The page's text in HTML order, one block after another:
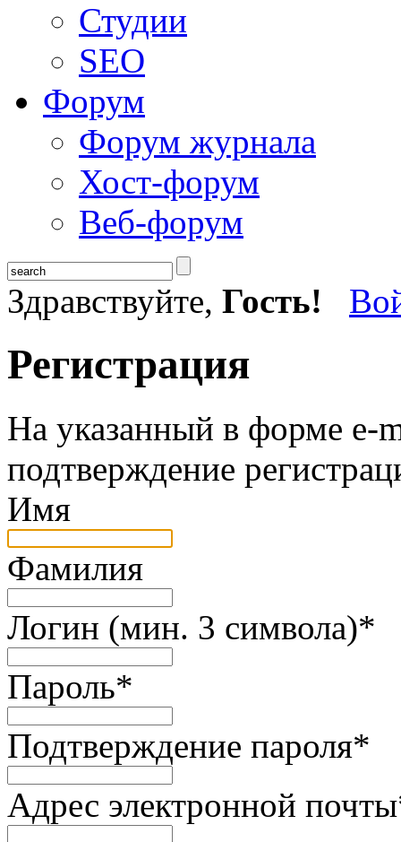
Студии
SEO
Форум
Форум журнала
Хост-форум
Веб-форум
Здравствуйте, Гость!
Регистрация
На указанный в форме e-
подтверждение
Имя
Фамилия
Логин (мин. 3 символа)*
Пароль*
Подтверждение пароля*
Адрес электронной почты